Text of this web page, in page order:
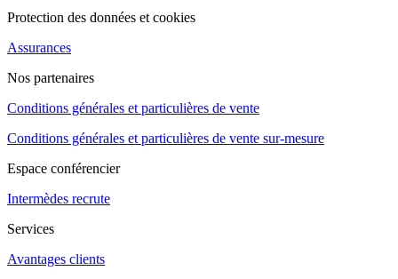
Protection des données et cookies
Assurances
Nos partenaires
Conditions générales et particulières de vente
Conditions générales et particulières de vente sur-mesure
Espace conférencier
Intermèdes recrute
Services
Avantages clients